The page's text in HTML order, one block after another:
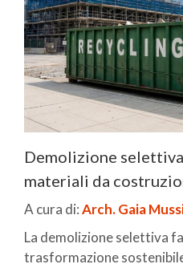
Demolizione
materiali da
A cura di:Arch. Gaia
La demolizione selettiva
trasformazione